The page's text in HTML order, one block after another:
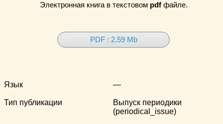
Электронная книга в текстовом pdfфайле.
PDF : 2.59 Mb
Язык —
Тип публикации
Выпуск периодики
(periodical_issue)